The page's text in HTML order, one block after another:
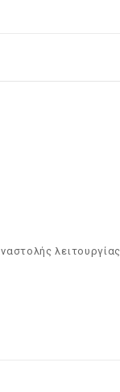
λειτουργίας